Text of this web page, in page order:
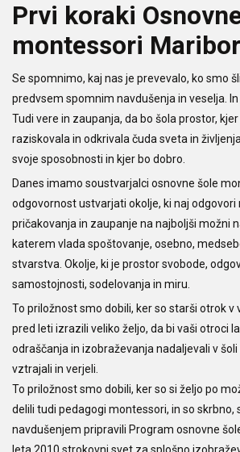
Prvi koraki
montessori Maribor
Se spomnimo, kaj nas je prevevalo, ko smo
predvsem spomnim navdušenja in veselja. In
Tudi vere in zaupanja, da bo šola prostor,
raziskovala in odkrivala čuda sveta in
svoje sposobnosti in kjer bo dobro.
Danes imamo soustvarjalci osnovne šole
odgovornost ustvarjati okolje, ki naj odgovori
pričakovanja in zaupanje na najboljši možni
katerem vlada spoštovanje, osebno,
stvarstva. Okolje, ki je prostor svobode,
samostojnosti, sodelovanja in miru.
To priložnost smo dobili, ker so starši otrok v
pred leti izrazili veliko željo, da bi vaši otroci
odraščanja in izobraževanja nadaljevali v
vztrajali in verjeli.
To priložnost smo dobili, ker so si željo po
delili tudi pedagogi montessori, in so skrbno,
navdušenjem pripravili Program osnovne